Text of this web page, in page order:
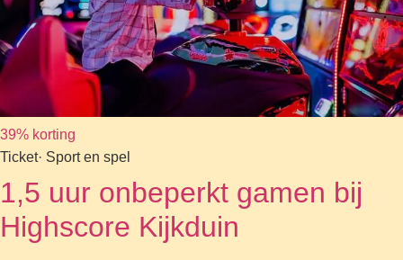
39% korting
Ticket· Sport en spel
1,5 uur onbeperkt gamen bij
Highscore Kijkduin